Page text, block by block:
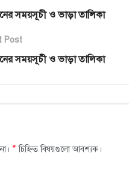
সময়সূচী ও ভাড়া তালিকা
Post
সময়সূচী ও ভাড়া তালিকা
* চিহ্নিত বিষয়গুলো আবশ্যক।